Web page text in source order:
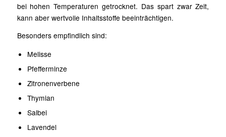
bei hohen Temperaturen getrocknet. Das spart zwar Zeit,
kann aber wertvolle Inhaltsstoffe beeinträchtigen.
Besonders empfindlich sind:
Melisse
Pfefferminze
Zitronenverbene
Thymian
Salbei
Lavendel